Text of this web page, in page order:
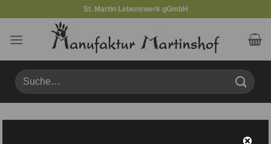
springen
St. Martin Lebenswerk gGmbH
Suche
nach: